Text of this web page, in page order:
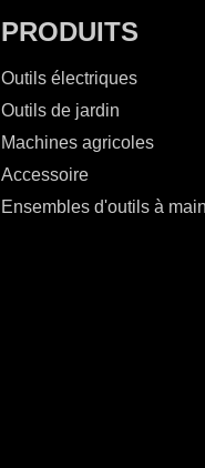
PRODUITS
Outils électriques
Outils de jardin
Machines agricoles
Accessoire
Ensembles d'outils à main